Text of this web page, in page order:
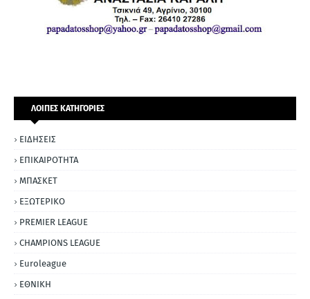
ΛΟΙΠΕΣ ΚΑΤΗΓΟΡΙΕΣ
ΕΙΔΗΣΕΙΣ
ΕΠΙΚΑΙΡΟΤΗΤΑ
ΜΠΑΣΚΕΤ
ΕΞΩΤΕΡΙΚΟ
PREMIER LEAGUE
CHAMPIONS LEAGUE
Euroleague
ΕΘΝΙΚΗ